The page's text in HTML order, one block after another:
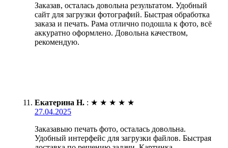
Заказав, осталась довольна результатом. Удобный
сайт для загрузки фотографий. Быстрая обработка
заказа и печать. Рама отлично подошла к фото, всё
аккуратно оформлено. Довольна качеством,
рекомендую.
Екатерина Н. : ★ ★ ★ ★ ★
27.04.2025
Заказавыю печать фото, осталась довольна.
Удобный интерфейс для загрузки файлов. Быстрая